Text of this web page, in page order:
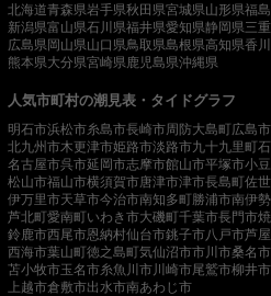
北海道青森県岩手県秋田県宮城県山形県福
新潟県富山県石川県福井県愛知県静岡県三
広島県岡山県山口県鳥取県島根県高知県香
熊本県大分県宮崎県 鹿児島県沖縄県
人気市町村の潮見表・タイドグラフ
明石市浜松市糸島市長崎市周防大島町広島市
北九州市木更津市姫路市淡路市九十九里町
名古屋市呉市延岡市志摩市館山市平塚市小
松山市福山市横須賀市唐津市津市長島町佐
伊万里市天草市今治市南知多町勝浦市南伊
芦北町愛南町いわき市大磯町千葉市長門市
鈴鹿市西尾市恩納村仙台市銚子市八戸市芦
西海市葉山町徳之島町気仙沼市市川市桑名市
苫小牧市玉名市糸魚川市 川崎市尾鷲市柳井市
上越市倉敷市出水市南あわじ市